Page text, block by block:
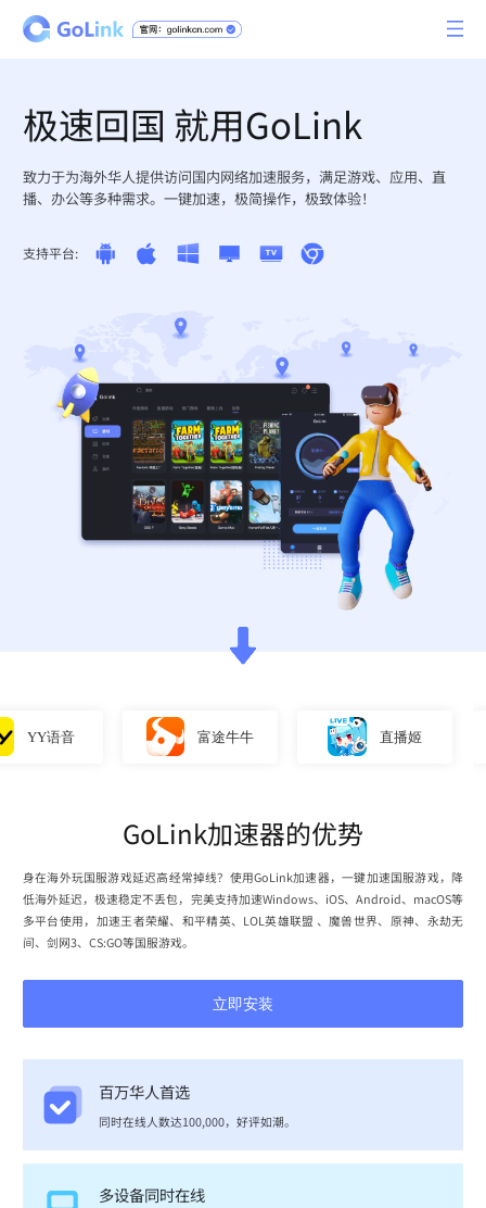
极速回国 就用GoLink
致力于为海外华人提供访问国内网络加速服务，满足游戏、应用、直
播、办公等多种需求。一键加速，极简操作，极致体验！
支持平台:
YY语音 富途牛牛 直播姬
GoLink加速器的优势
身在海外玩国服游戏延迟高经常掉线？使用GoLink加速器，一键加速国服游戏，降
低海外延迟，极速稳定不丢包，完美支持加速Windows、iOS、Android、macOS等
多平台使用，加速王者荣耀、和平精英、LOL英雄联盟 、魔兽世界、原神、永劫无
间、剑网3、CS:GO等国服游戏。
立即安装
百万华人首选
同时在线人数达100,000，好评如潮。
多设备同时在线